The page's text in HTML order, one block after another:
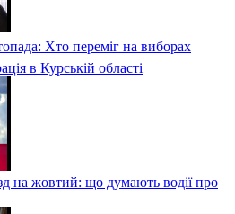
Хто переміг на виборах
в Курській області
на жовтий: що думають водії про